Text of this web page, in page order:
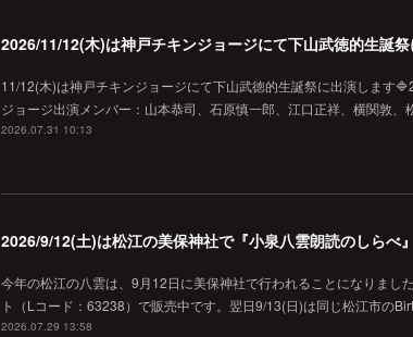
2026/11/12(木)は神戸チキンジョージにて下山武徳的生誕
11/12(木)は神戸チキンジョージにて下山武徳的生誕祭に出演します
ジョージ出演メンバー：山本恭司、石原慎一郎、江口正祥、横関敦
2026.07.31 10:13
2026/9/12(土)は松江の美保神社で『小泉八雲朗読のしらべ』
今年の松江の八雲は、9月12日に美保神社で行われることになりまし
ト（Lコード：63238）で販売中です。翌日9/13(日)は同じ松江市の
2026.07.29 13:58